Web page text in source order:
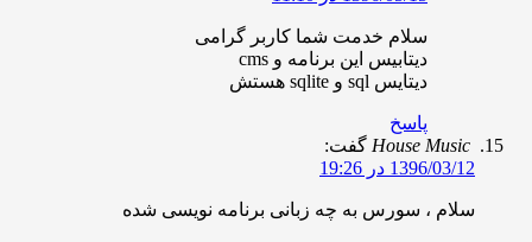
سلام خدمت شما کاربر گرامی
دیتابیس این برنامه و cms
House Music گفت:
03/12 در 19:26
، سورس به چه زبانی برنامه نویسی شده